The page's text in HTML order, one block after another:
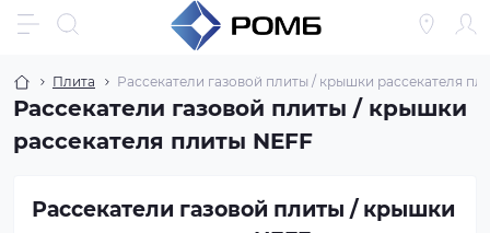
Плита Рассекатели газовой плиты / крышки рассекателя
Рассекатели газовой плиты / крышки
рассекателя плиты NEFF
Рассекатели газовой плиты / крышки